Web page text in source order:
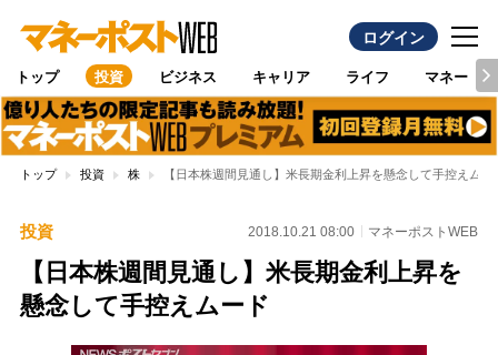
ログイン
トップ 投資 ビジネス キャリア ライフ マネー
トップ 投資 株 【日本株週間見通し】米長期金利上昇を懸念して手控えムー
投資 2018.10.21 08:00 マネーポストWEB
【日本株週間見通し】米長期金利上昇を
懸念して手控えムード